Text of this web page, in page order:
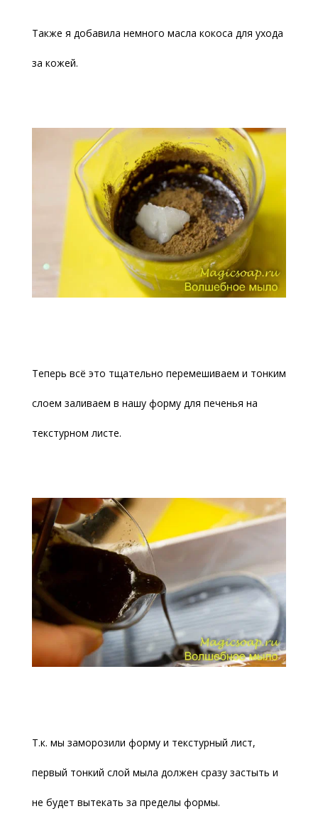
Также я добавила немного масла кокоса для ухода
за кожей.
Теперь всё это тщательно перемешиваем и тонким
слоем заливаем в нашу форму для печенья на
текстурном листе.
Т.к. мы заморозили форму и текстурный лист,
первый тонкий слой мыла должен сразу застыть и
не будет вытекать за пределы формы.